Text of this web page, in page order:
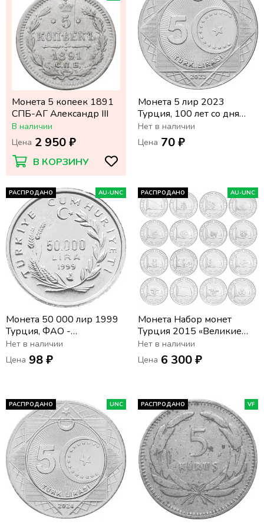
Монета 5 копеек 1891
СПБ-АГ Александр III
В наличии
Цена 2 950 ₽
В КОРЗИНУ
Монета 5 лир 2023
Турция, 100 лет со дня
основания Республики
Нет в наличии
Цена 70 ₽
РАСПРОДАНО AU-UNC
Монета 50 000 лир 1999
Турция, ФАО -
Продовольственная
безопасность
Нет в наличии
Цена 98 ₽
РАСПРОДАНО AU-UNC
Монета Набор монет
Турция 2015 «Великие
тюркские государства» (16
штук)
Нет в наличии
Цена 6 300 ₽
РАСПРОДАНО UNC РАСПРОДАНО VF